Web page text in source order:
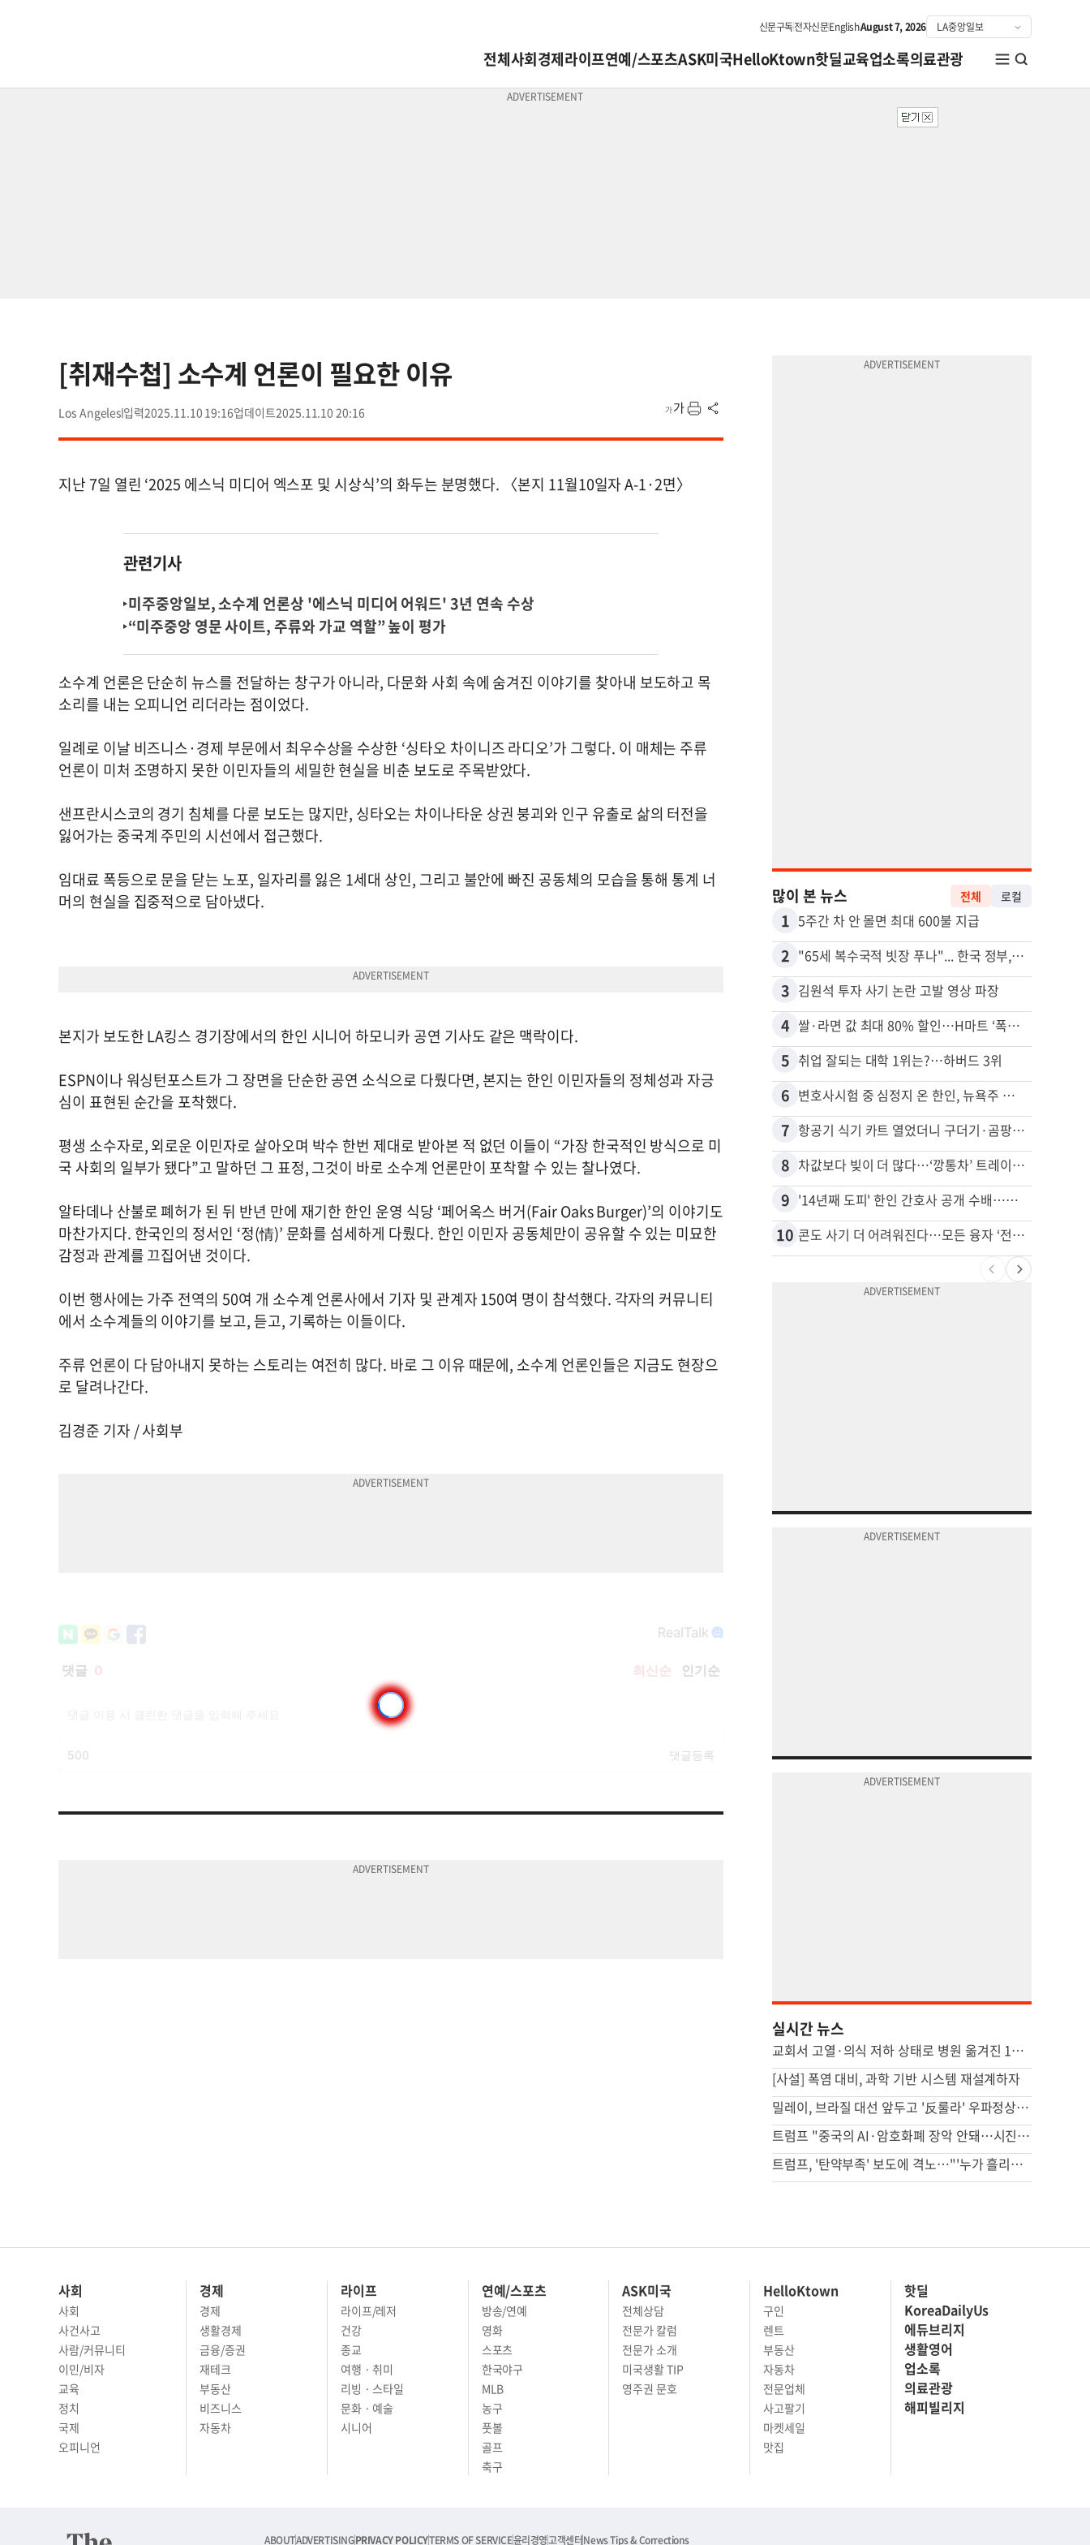
신문구독전자신문EnglishAugust 7, 2026
전체사회경제라이프연예/스포츠ASK미국HelloKtown핫딜교육업소록의료관광
[취재수첩] 소수계 언론이 필요한 이유
Los Angeles 2025.11.10 19:16 2025.11.10 20:16
지난 7일 열린 ‘2025 에스닉 미디어 엑스포 및 시상식’의 화두는 분명했다. 〈본지 11월10일자 A-1·2면〉
관련기사
미주중앙일보, 소수계 언론상 '에스닉 미디어 어워드' 3년 연속 수상
“미주중앙 영문 사이트, 주류와 가교 역할” 높이 평가
소수계 언론은 단순히 뉴스를 전달하는 창구가 아니라, 다문화 사회 속에 숨겨진 이야기를 찾아내 보도하고 목
소리를 내는 오피니언 리더라는 점이었다.
일례로 이날 비즈니스·경제 부문에서 최우수상을 수상한 ‘싱타오 차이니즈 라디오’가 그렇다. 이 매체는 주류
언론이 미처 조명하지 못한 이민자들의 세밀한 현실을 비춘 보도로 주목받았다.
샌프란시스코의 경기 침체를 다룬 보도는 많지만, 싱타오는 차이나타운 상권 붕괴와 인구 유출로 삶의 터전을
잃어가는 중국계 주민의 시선에서 접근했다.
임대료 폭등으로 문을 닫는 노포, 일자리를 잃은 1세대 상인, 그리고 불안에 빠진 공동체의 모습을 통해 통계 너
머의 현실을 집중적으로 담아냈다.
본지가 보도한 LA킹스 경기장에서의 한인 시니어 하모니카 공연 기사도 같은 맥락이다.
ESPN이나 워싱턴포스트가 그 장면을 단순한 공연 소식으로 다뤘다면, 본지는 한인 이민자들의 정체성과 자긍
심이 표현된 순간을 포착했다.
평생 소수자로, 외로운 이민자로 살아오며 박수 한번 제대로 받아본 적 없던 이들이 “가장 한국적인 방식으로 미
국 사회의 일부가 됐다”고 말하던 그 표정, 그것이 바로 소수계 언론만이 포착할 수 있는 찰나였다.
알타데나 산불로 폐허가 된 뒤 반년 만에 재기한 한인 운영 식당 ‘페어옥스 버거(Fair Oaks Burger)’의 이야기도
마찬가지다. 한국인의 정서인 ‘정(情)’ 문화를 섬세하게 다뤘다. 한인 이민자 공동체만이 공유할 수 있는 미묘한
감정과 관계를 끄집어낸 것이다.
이번 행사에는 가주 전역의 50여 개 소수계 언론사에서 기자 및 관계자 150여 명이 참석했다. 각자의 커뮤니티
에서 소수계들의 이야기를 보고, 듣고, 기록하는 이들이다.
주류 언론이 다 담아내지 못하는 스토리는 여전히 많다. 바로 그 이유 때문에, 소수계 언론인들은 지금도 현장으
로 달려나간다.
김경준 기자 / 사회부
많이 본 뉴스 전체 로컬
1 5주간 차 안 몰면 최대 600불 지급
2 "65세 복수국적 빗장 푸나"... 한국 정부, 연령 완화 전면 추진
3 김원석 투자 사기 논란 고발 영상 파장
4 쌀·라면 값 최대 80% 할인…H마트 ‘폭탄 세일’
5 취업 잘되는 대학 1위는?…하버드 3위
6 변호사시험 중 심정지 온 한인, 뉴욕주 제소
7 항공기 식기 카트 열었더니 구더기·곰팡이…LAX 기내식 업체 논란
8 차값보다 빚이 더 많다…‘깡통차’ 트레이드인 급증
9 '14년째 도피' 한인 간호사 공개 수배…메디케어 사기 유죄
10 콘도 사기 더 어려워진다…모든 융자 ‘전체 심사’
실시간 뉴스
교회서 고열·의식 저하 상태로 병원 옮겨진 11세 결국 사망
[사설] 폭염 대비, 과학 기반 시스템 재설계하자
밀레이, 브라질 대선 앞두고 '反룰라' 우파정상회의 추진
트럼프 "중국의 AI·암호화폐 장악 안돼…시진핑과 논의할 것"
트럼프, '탄약부족' 보도에 격노…"'누가 흘리나' 색출 지시"
사회
사회
사건사고
사람/커뮤니티
이민/비자
교육
정치
국제
오피니언
경제
경제
생활경제
금융/증권
재테크
부동산
비즈니스
자동차
라이프
라이프/레저
건강
종교
여행 · 취미
리빙 · 스타일
문화 · 예술
시니어
연예/스포츠
방송/연예
영화
스포츠
한국야구
MLB
농구
풋볼
골프
축구
ASK미국
전체상담
전문가 칼럼
전문가 소개
미국생활 TIP
영주권 문호
HelloKtown
구인
렌트
부동산
자동차
전문업체
사고팔기
마켓세일
맛집
핫딜
KoreaDailyUs
에듀브리지
생활영어
업소록
의료관광
해피빌리지
ABOUTADVERTISINGPRIVACY POLICYTERMS OF SERVICE윤리경영고객센터News Tips & Corrections